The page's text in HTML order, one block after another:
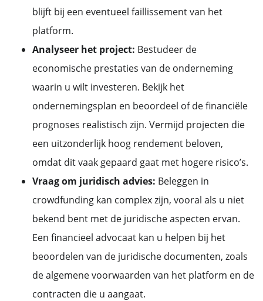
blijft bij een eventueel faillissement van het
platform.
Analyseer het project: Bestudeer de
economische prestaties van de onderneming
waarin u wilt investeren. Bekijk het
ondernemingsplan en beoordeel of de financiële
prognoses realistisch zijn. Vermijd projecten die
een uitzonderlijk hoog rendement beloven,
omdat dit vaak gepaard gaat met hogere risico’s.
Vraag om juridisch advies: Beleggen in
crowdfunding kan complex zijn, vooral als u niet
bekend bent met de juridische aspecten ervan.
Een financieel advocaat kan u helpen bij het
beoordelen van de juridische documenten, zoals
de algemene voorwaarden van het platform en de
contracten die u aangaat.